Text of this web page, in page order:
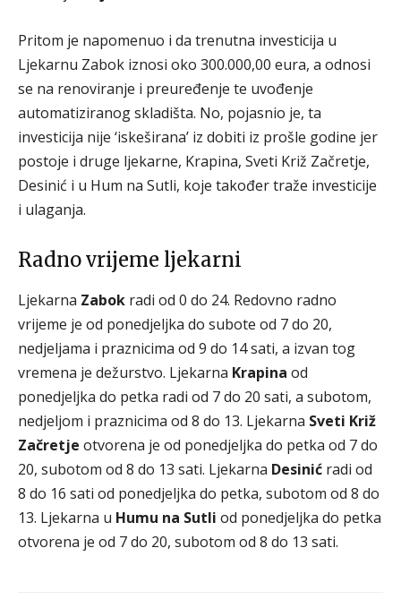
Pritom je napomenuo i da trenutna investicija u
Ljekarnu Zabok iznosi oko 300.000,00 eura, a odnosi
se na renoviranje i preuređenje te uvođenje
automatiziranog skladišta. No, pojasnio je, ta
investicija nije ‘iskeširana’ iz dobiti iz prošle godine jer
postoje i druge ljekarne, Krapina, Sveti Križ Začretje,
Desinić i u Hum na Sutli, koje također traže investicije
i ulaganja.
Radno vrijeme ljekarni
Ljekarna Zabok radi od 0 do 24. Redovno radno
vrijeme je od ponedjeljka do subote od 7 do 20,
nedjeljama i praznicima od 9 do 14 sati, a izvan tog
vremena je dežurstvo. Ljekarna Krapina od
ponedjeljka do petka radi od 7 do 20 sati, a subotom,
nedjeljom i praznicima od 8 do 13. Ljekarna Sveti Križ
Začretje otvorena je od ponedjeljka do petka od 7 do
20, subotom od 8 do 13 sati. Ljekarna Desinić radi od
8 do 16 sati od ponedjeljka do petka, subotom od 8 do
13. Ljekarna u Humu na Sutli od ponedjeljka do petka
otvorena je od 7 do 20, subotom od 8 do 13 sati.